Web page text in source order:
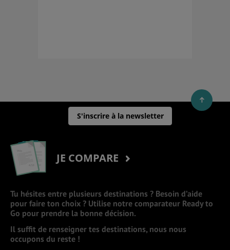
S'inscrire à la newsletter
JE COMPARE
Tu hésites entre plusieurs destinations ? Besoin d’aide
pour faire ton choix ? Utilise notre comparateur Ready to
Go pour prendre la bonne décision.
Il suffit de renseigner tes destinations, nous nous
occupons du reste !